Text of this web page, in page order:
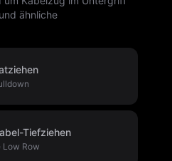
ähnliche
Tiefziehen
Low Row